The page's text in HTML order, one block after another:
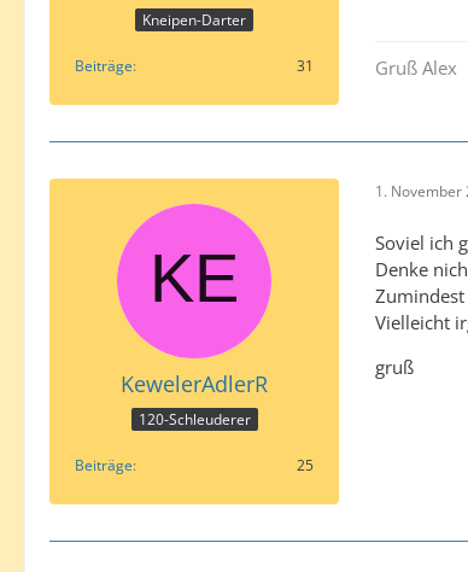
Kneipen-Darter
Beiträge 31 Gruß Alex
KewelerAdlerR
120-Schleuderer
Beiträge 25
1. November
Soviel ich
Denke
Vielleicht
gruß